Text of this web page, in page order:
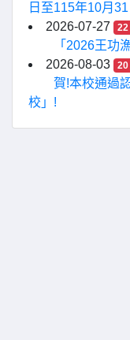
日至115年10月31
2026-07-27
22
「2026王功
2026-08-03
20
賀!本校通過
校」!